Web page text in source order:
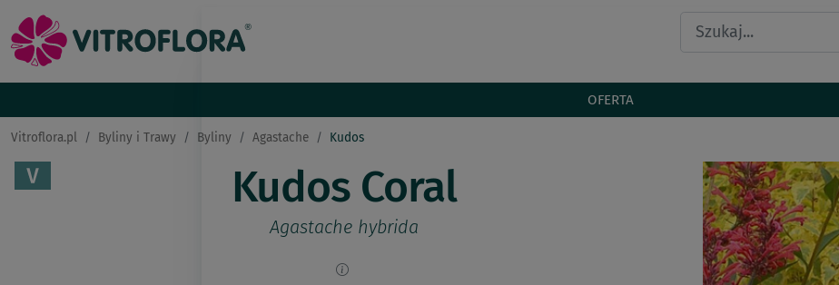
OFERTA
Vitroflora.pl Byliny i Trawy Byliny Agastache Kudos
Kudos Coral
Agastache hybrida